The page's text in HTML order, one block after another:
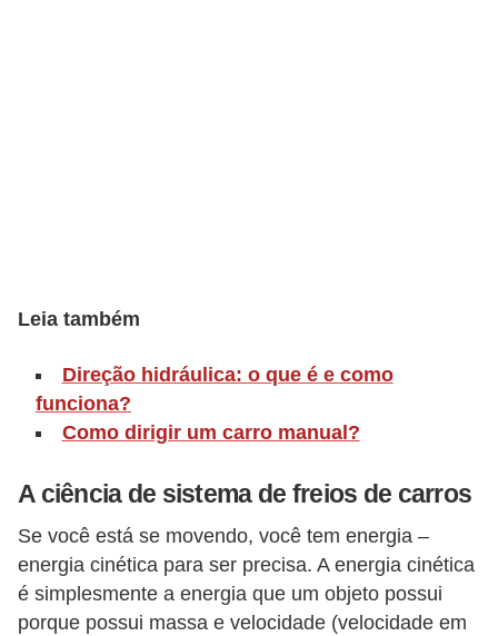
Leia também
Direção hidráulica: o que é e como
funciona?
Como dirigir um carro manual?
A ciência de sistema de freios de carros
Se você está se movendo, você tem energia –
energia cinética para ser precisa. A energia cinética
é simplesmente a energia que um objeto possui
porque possui massa e velocidade (velocidade em
r
C
m
a
e